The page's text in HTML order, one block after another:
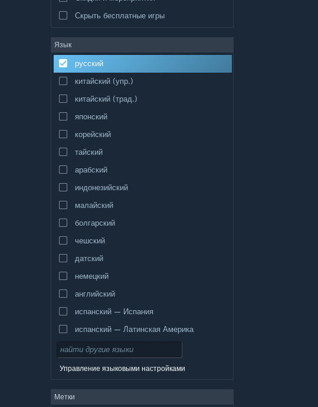
Скрыть бесплатные игры
Язык
русский
китайский (упр.)
китайский (трад.)
японский
корейский
тайский
арабский
индонезийский
малайский
болгарский
чешский
датский
немецкий
английский
испанский — Испания
испанский — Латинская Америка
Управление языковыми настройками
Метки